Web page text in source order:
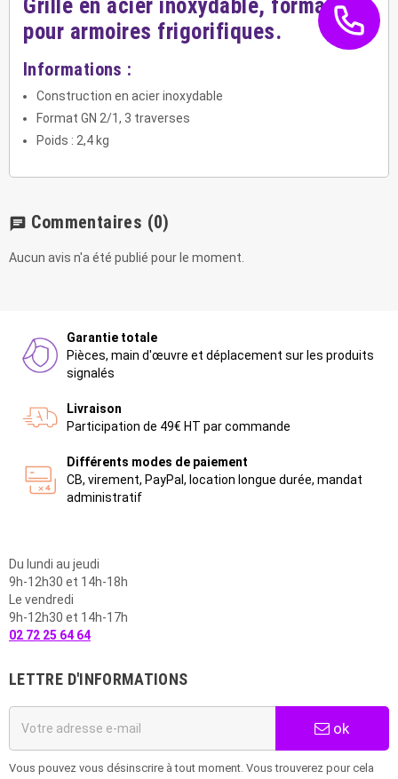
Grille en acier inoxydable, format GN
pour armoires frigorifiques.
Informations :
Construction en acier inoxydable
Format GN 2/1, 3 traverses
Poids : 2,4 kg
chat Commentaires (0)
Aucun avis n'a été publié pour le moment.
Garantie totale
Pièces, main d'œuvre et déplacement sur les produits
signalés
Livraison
Participation de 49€ HT par commande
Différents modes de paiement
CB, virement, PayPal, location longue durée, mandat
administratif
Du lundi au jeudi
9h-12h30 et 14h-18h
Le vendredi
9h-12h30 et 14h-17h
02 72 25 64 64
LETTRE D'INFORMATIONS
ok
Vous pouvez vous désinscrire à tout moment. Vous trouverez pour cela